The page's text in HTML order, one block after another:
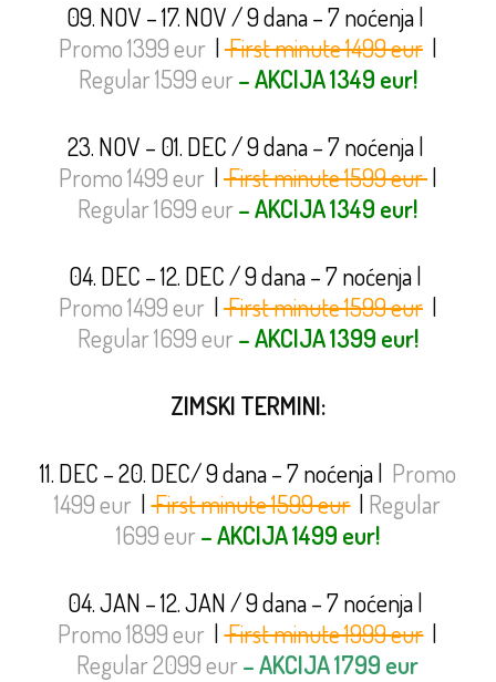
09. NOV – 17. NOV / 9 dana – 7 noćenja|
Promo 1399 eur |First minute 1499 eur |
Regular 1599 eur– AKCIJA 1349 eur!
23. NOV – 01. DEC / 9 dana – 7 noćenja|
Promo 1499 eur |First minute 1599 eur|
Regular 1699 eur– AKCIJA 1349 eur!
04. DEC – 12. DEC / 9 dana – 7 noćenja|
Promo 1499 eur |First minute 1599 eur |
Regular 1699 eur– AKCIJA 1399 eur!
ZIMSKI TERMINI:
11. DEC – 20. DEC/ 9 dana – 7 noćenja| Promo
1499 eur |First minute 1599 eur | Regular
1699 eur– AKCIJA 1499 eur!
04. JAN – 12. JAN / 9 dana – 7 noćenja|
Promo 1899 eur |First minute 1999 eur |
Regular 2099 eur– AKCIJA 1799 eur